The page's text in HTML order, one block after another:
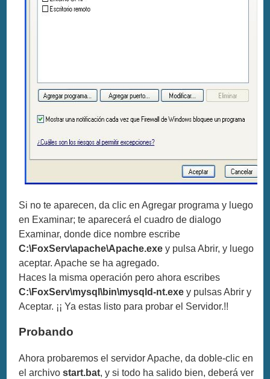
Si no te aparecen, da clic en Agregar programa y luego
en Examinar; te aparecerá el cuadro de dialogo
Examinar, donde dice nombre escribe
C:\FoxServ\apache\Apache.exe y pulsa Abrir, y luego
aceptar. Apache se ha agregado.
Haces la misma operación pero ahora escribes
C:\FoxServ\mysql\bin\mysqld-nt.exe y pulsas Abrir y
Aceptar. ¡¡ Ya estas listo para probar el Servidor.!!
Probando
Ahora probaremos el servidor Apache, da doble-clic en
el archivostart.bat, y si todo ha salido bien, deberá ver